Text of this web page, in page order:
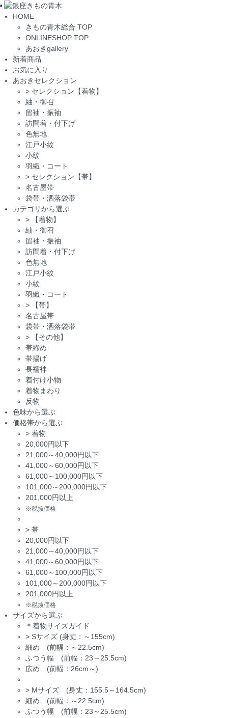
Toggle
navigation
HOME
きもの青木総合 TOP
ONLINESHOP TOP
あおきgallery
新着商品
お気に入り
あおきセレクション
> セレクション【着物】
紬・御召
留袖・振袖
訪問着・付下げ
色無地
江戸小紋
小紋
羽織・コート
> セレクション【帯】
名古屋帯
袋帯・洒落袋帯
カテゴリから選ぶ
>
【着物】
紬・御召
留袖・振袖
訪問着・付下げ
色無地
江戸小紋
小紋
羽織・コート
>
【帯】
名古屋帯
袋帯・洒落袋帯
>
【その他】
帯締め
帯揚げ
長襦袢
着付け小物
着物まわり
反物
色味から選ぶ
価格帯から選ぶ
> 着物
20,000円以下
21,000～40,000円以下
41,000～60,000円以下
61,000～100,000円以下
101,000～200,000円以下
201,000円以上
※税抜価格
> 帯
20,000円以下
21,000～40,000円以下
41,000～60,000円以下
61,000～100,000円以下
101,000～200,000円以下
201,000円以上
※税抜価格
サイズから選ぶ
＊着物サイズガイド
> Sサイズ (身丈：～155cm)
細め (前幅：～22.5cm)
ふつう幅 (前幅：23～25.5cm)
広め (前幅：26cm～)
> Mサイズ (身丈：155.5～164.5cm)
細め (前幅：～22.5cm)
ふつう幅 (前幅：23～25.5cm)